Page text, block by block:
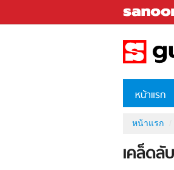
หน้าแรก
หน้าแรก
เคล็ดลั